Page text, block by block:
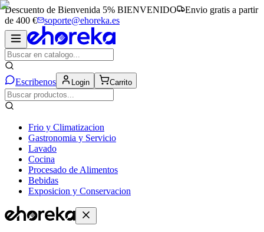
Descuento de Bienvenida 5% BIENVENIDO
Envio gratis a partir
de 400 €
soporte@ehoreka.es
Escribenos Login Carrito
Frio y Climatizacion
Gastronomia y Servicio
Lavado
Cocina
Procesado de Alimentos
Bebidas
Exposicion y Conservacion